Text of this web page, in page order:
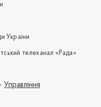
України
телеканал «Рада»
Управління